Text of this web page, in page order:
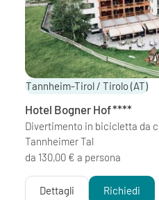
Tannheim-Tirol / Tirolo(AT)
Hotel Bogner Hof****
Divertimento in bicicletta da
Tannheimer Tal
da 130,00 € a persona
Dettagli Richiedi